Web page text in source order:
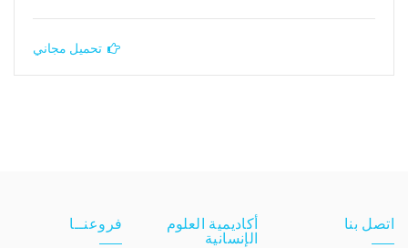
تحميل مجاني
اتصل بنا
أكاديمية العلوم
الإنسانية
فروعنــا